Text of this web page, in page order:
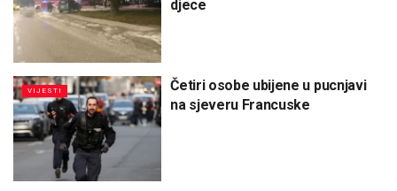
djece
VIJESTI
Četiri osobe ubijene u pucnjavi
na sjeveru Francuske